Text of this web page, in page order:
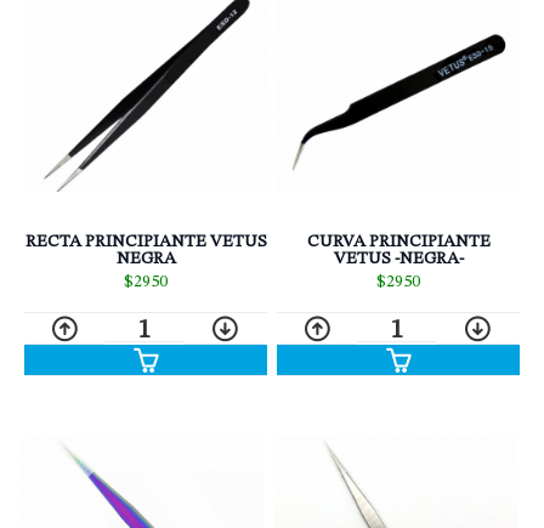
RECTA PRINCIPIANTE VETUS
NEGRA
$2950
1
CURVA PRINCIPIANTE
VETUS -NEGRA-
$2950
1